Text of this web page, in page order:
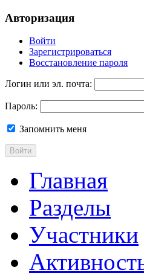
Авторизация
Войти
Зарегистрироваться
Восстановление пароля
Логин или эл. почта:
Пароль:
Запомнить меня
Войти
Главная
Разделы
Участники